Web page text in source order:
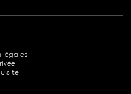
légales
site